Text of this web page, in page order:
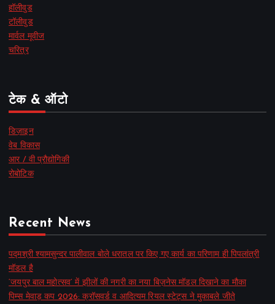
हॉलीवुड
टॉलीवुड
मार्वल मूवीज
चरित्र
टेक & ऑटो
डिज़ाइन
वेब विकास
आर / वी प्रौद्योगिकी
रोबोटिक
Recent News
पद्मश्री श्यामसुन्दर पालीवाल बोले धरातल पर किए गए कार्य का परिणाम ही पिपलांत्री
मॉडल है
‘जयपुर बाल महोत्सव’ में झीलों की नगरी का नया बिज़नेस मॉडल दिखाने का मौका
पिम्स मेवाड़ कप 2026: क्रॉसवर्ड व आदित्यम रियल स्टेट्स ने मुकाबले जीते